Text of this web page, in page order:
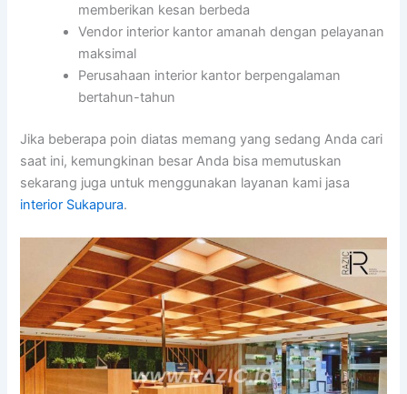
memberikan kesan berbeda
Vendor interior kantor amanah dengan pelayanan
maksimal
Perusahaan interior kantor berpengalaman
bertahun-tahun
Jika beberapa poin diatas memang yang sedang Anda cari
saat ini, kemungkinan besar Anda bisa memutuskan
sekarang juga untuk menggunakan layanan kami jasa
interior Sukapura.